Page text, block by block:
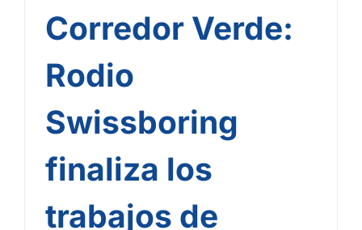
Corredor Verde:
Rodio
Swissboring
finaliza los
trabajos de